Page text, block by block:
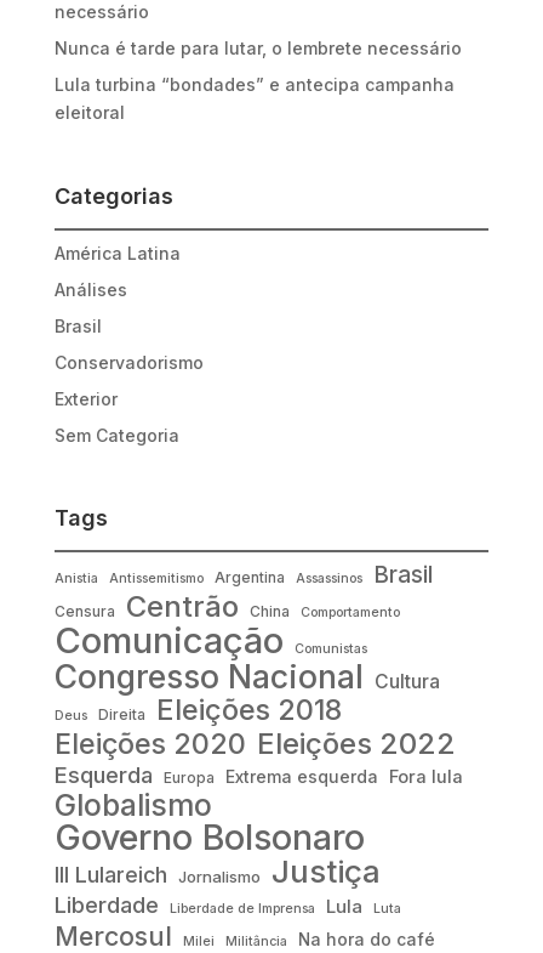
necessário
Nunca é tarde para lutar, o lembrete necessário
Lula turbina “bondades” e antecipa campanha
eleitoral
Categorias
América Latina
Análises
Brasil
Conservadorismo
Exterior
Sem Categoria
Tags
Anistia Antissemitismo Argentina Assassinos Brasil
Censura Centrão China Comportamento
Comunicação Comunistas
Congresso Nacional Cultura
Deus Direita Eleições 2018
Eleições 2020 Eleições 2022
Esquerda Europa Extrema esquerda Fora lula
Globalismo
Governo Bolsonaro
III Lulareich Jornalismo Justiça
Liberdade Liberdade de Imprensa Lula Luta
Mercosul Milei Militância Na hora do café